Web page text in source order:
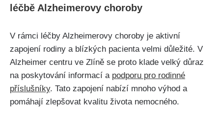
léčbě Alzheimerovy choroby
V rámci léčby Alzheimerovy choroby je aktivní
zapojení rodiny a blízkých pacienta velmi důležité. V
Alzheimer centru ve Zlíně se proto klade velký důraz
na poskytování informací a podporu pro rodinné
příslušníky. Tato zapojení nabízí mnoho výhod a
pomáhají zlepšovat kvalitu života nemocného.